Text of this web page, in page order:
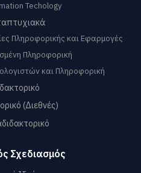
Techology
Πληροφορικής και Εφαρμογές
Πληροφορική
και Πληροφορική
(Διεθνές)
Σχεδιασμός